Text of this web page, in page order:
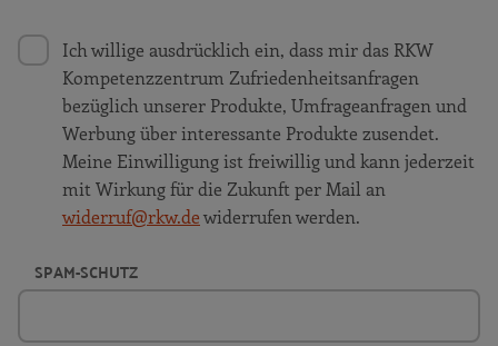
Ich willige ausdrücklich ein, dass mir das RKW
Kompetenzzentrum Zufriedenheitsanfragen
bezüglich unserer Produkte, Umfrageanfragen und
Werbung über interessante Produkte zusendet.
Meine Einwilligung ist freiwillig und kann jederzeit
mit Wirkung für die Zukunft per Mail an
widerruf@rkw.dewiderrufen werden.
SPAM-SCHUTZ